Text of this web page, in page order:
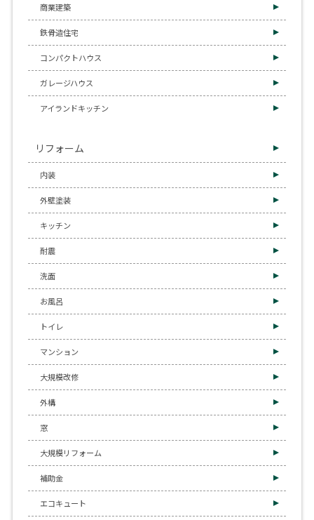
商業建築
鉄骨造住宅
コンパクトハウス
ガレージハウス
アイランドキッチン
リフォーム
内装
外壁塗装
キッチン
耐震
洗面
お風呂
トイレ
マンション
大規模改修
外構
窓
大規模リフォーム
補助金
エコキュート